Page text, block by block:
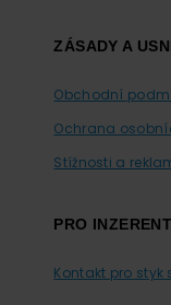
ZÁSADY A
Obchodní
Ochrana
Stížnosti a
PRO
Kontakt pro styk